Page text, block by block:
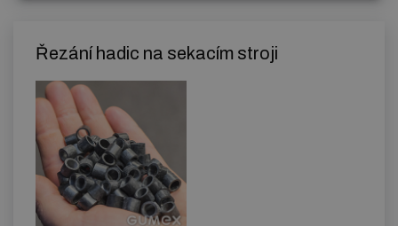
Řezání hadic na sekacím stroji